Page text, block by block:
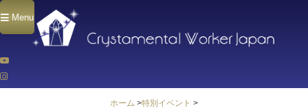
Menu
ホーム >特別イベント >